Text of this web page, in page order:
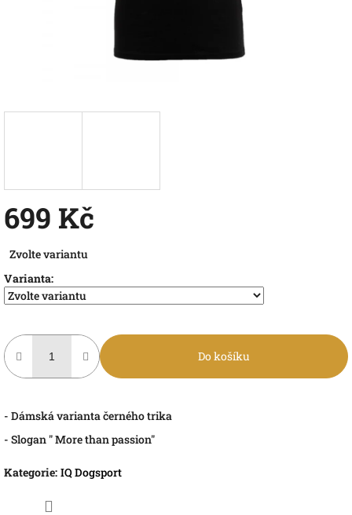
699 Kč
cena:
Zvolte variantu
Varianta:
Do košíku
- Dámská varianta černého trika
- Slogan " More than passion"
Kategorie: IQ Dogsport